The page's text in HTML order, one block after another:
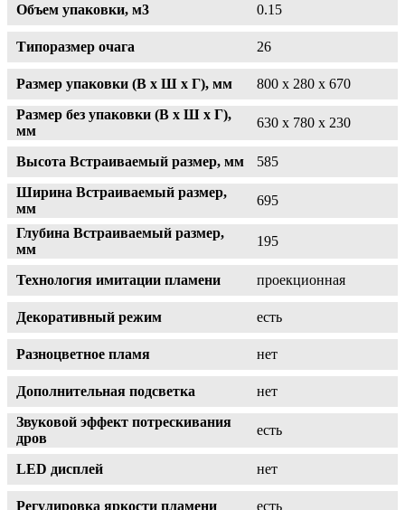
Объем упаковки, м3 0.15
Типоразмер очага 26
Размер упаковки (В x Ш x Г), мм
800 x 280 x 670
Размер без упаковки (В x Ш x Г),
мм
630 x 780 x 230
Высота Встраиваемый размер, мм
585
Ширина Встраиваемый размер,
мм
695
Глубина Встраиваемый размер,
мм
195
Технология имитации пламени проекционная
Декоративный режим есть
Разноцветное пламя нет
Дополнительная подсветка
нет
Звуковой эффект потрескивания
дров
есть
LED дисплей нет
Регулировка яркости пламени есть